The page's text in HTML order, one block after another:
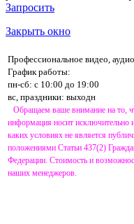
Запросить
Закрыть окно
Профессиональное видео,
График работы:
пн-сб: с 10:00 до 19:00
вс, праздники: выходн
Обращаем ваше внимание на то,
информация носит исключительно
каких условиях не является
положениями Статьи 437(2)
Федерации. Стоимость и
наших менеджеров.